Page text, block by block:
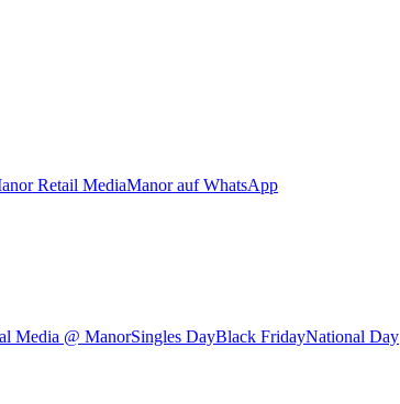
Retail MediaManor auf WhatsApp
Media @ ManorSingles DayBlack FridayNational Day